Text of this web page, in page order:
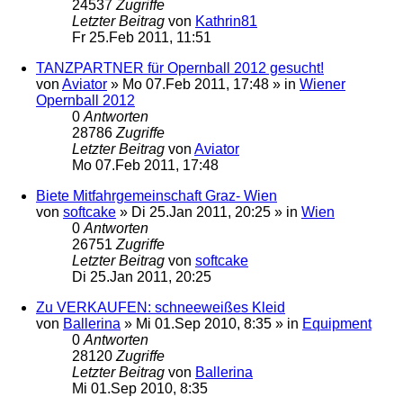
24537 Zugriffe
Letzter Beitrag von Kathrin81
Fr 25.Feb 2011, 11:51
TANZPARTNER für Opernball 2012 gesucht!
von Aviator » Mo 07.Feb 2011, 17:48 » in Wiener
Opernball 2012
0 Antworten
28786 Zugriffe
Letzter Beitrag von Aviator
Mo 07.Feb 2011, 17:48
Biete Mitfahrgemeinschaft Graz- Wien
von softcake » Di 25.Jan 2011, 20:25 » in Wien
0 Antworten
26751 Zugriffe
Letzter Beitrag von softcake
Di 25.Jan 2011, 20:25
Zu VERKAUFEN: schneeweißes Kleid
von Ballerina » Mi 01.Sep 2010, 8:35 » in Equipment
0 Antworten
28120 Zugriffe
Letzter Beitrag von Ballerina
Mi 01.Sep 2010, 8:35